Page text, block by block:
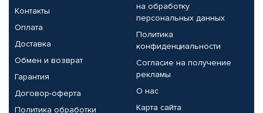
Контакты
Оплата
Доставка
Обмен и возврат
Гарантия
Договор-оферта
Политика обработки
на обработку
персональных данных
Политика
конфиденциальности
Согласие на получение
рекламы
О нас
Карта сайта